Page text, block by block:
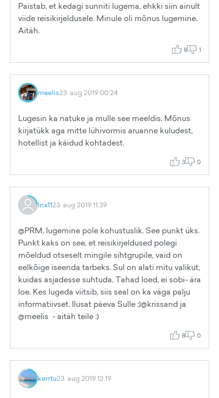
Paistab, et kedagi sunniti lugema, ehkki siin ainult
viide reisikirjeldusele. Minule oli mõnus lugemine.
Aitäh.
8 1
meelis23. aug 2019 00:24
Lugesin ka natuke ja mulle see meeldis. Mõnus
kirjatükk aga mitte lühivormis aruanne kuludest,
hotellist ja käidud kohtadest.
3 0
Inx1123. aug 2019 11:39
@PRM, lugemine pole kohustuslik. See punkt üks.
Punkt kaks on see, et reisikirjeldused polegi
mõeldud otseselt mingile sihtgrupile, vaid on
eelkõige iseenda tarbeks. Sul on alati mitu valikut,
kuidas asjadesse suhtuda. Tahad loed, ei sobi- ära
loe. Kes lugeda viitsib, siis seal on ka väga palju
informatiivset. Ilusat päeva Sulle :)@krissand ja
@meelis - aitäh teile :)
8 0
kerrtu23. aug 2019 12:19